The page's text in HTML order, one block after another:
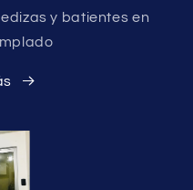
y batientes en